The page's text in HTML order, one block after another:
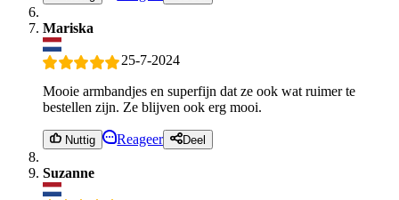
Mariska
25-7-2024
Mooie armbandjes en superfijn dat ze ook wat ruimer te
bestellen zijn. Ze blijven ook erg mooi.
Nuttig Reageer Deel
Suzanne